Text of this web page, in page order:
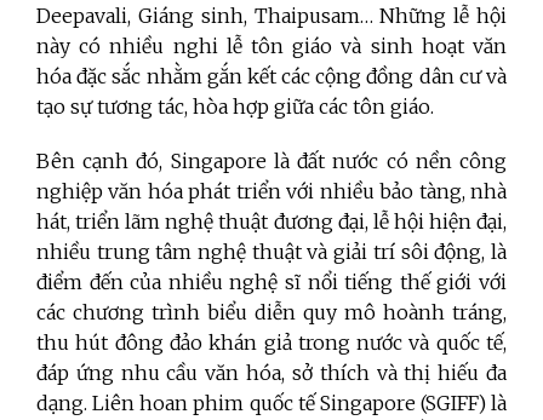
Deepavali, Giáng sinh, Thaipusam… Những lễ hội
này có nhiều nghi lễ tôn giáo và sinh hoạt văn
hóa đặc sắc nhằm gắn kết các cộng đồng dân cư và
tạo sự tương tác, hòa hợp giữa các tôn giáo.
Bên cạnh đó, Singapore là đất nước có nền công
nghiệp văn hóa phát triển với nhiều bảo tàng, nhà
hát, triển lãm nghệ thuật đương đại, lễ hội hiện đại,
nhiều trung tâm nghệ thuật và giải trí sôi động, là
điểm đến của nhiều nghệ sĩ nổi tiếng thế giới với
các chương trình biểu diễn quy mô hoành tráng,
thu hút đông đảo khán giả trong nước và quốc tế,
đáp ứng nhu cầu văn hóa, sở thích và thị hiếu đa
dạng. Liên hoan phim quốc tế Singapore (SGIFF) là